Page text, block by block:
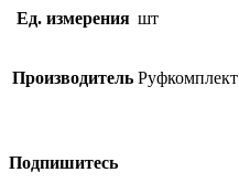
Ед. измерения шт
Производитель Руфкомплект
Подпишитесь